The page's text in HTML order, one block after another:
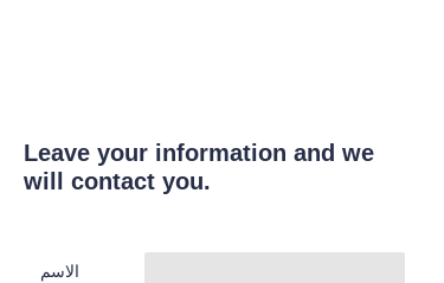
Leave your information and we
will contact you.
الاسم